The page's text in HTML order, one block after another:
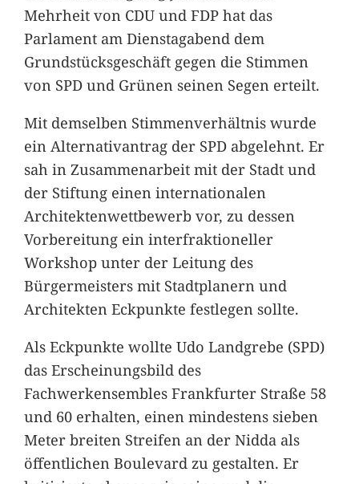
Mehrheit von CDU und FDP hat das
Parlament am Dienstagabend dem
Grundstücksgeschäft gegen die Stimmen
von SPD und Grünen seinen Segen erteilt.
Mit demselben Stimmenverhältnis wurde
ein Alternativantrag der SPD abgelehnt. Er
sah in Zusammenarbeit mit der Stadt und
der Stiftung einen internationalen
Architektenwettbewerb vor, zu dessen
Vorbereitung ein interfraktioneller
Workshop unter der Leitung des
Bürgermeisters mit Stadtplanern und
Architekten Eckpunkte festlegen sollte.
Als Eckpunkte wollte Udo Landgrebe (SPD)
das Erscheinungsbild des
Fachwerkensembles Frankfurter Straße 58
und 60 erhalten, einen mindestens sieben
Meter breiten Streifen an der Nidda als
öffentlichen Boulevard zu gestalten. Er